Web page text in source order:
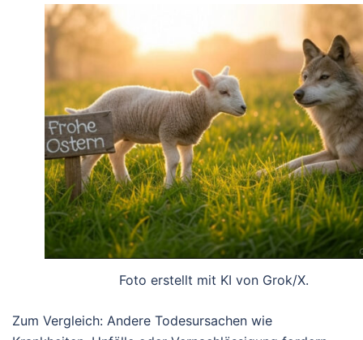
Foto erstellt mit KI von Grok/X.
Zum Vergleich: Andere Todesursachen wie